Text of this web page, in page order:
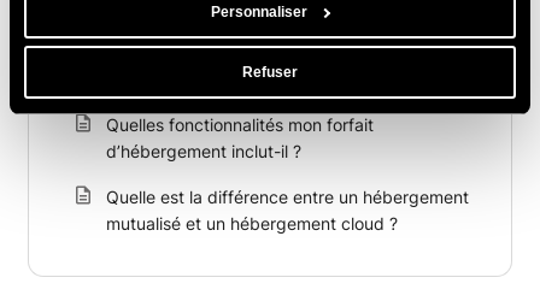
Personnaliser
Refuser
immédiatement après que je l’ai résilié ?
Comment mettre à jour mon plan
Quelles fonctionnalités mon forfait
d’hébergement inclut-il ?
Quelle est la différence entre un hébergement
mutualisé et un hébergement cloud ?